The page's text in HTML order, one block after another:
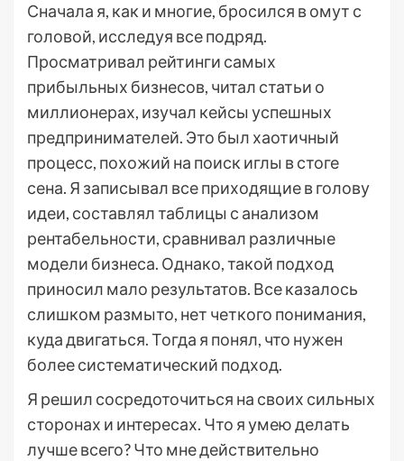
Сначала я, как и многие, бросился в омут с
головой, исследуя все подряд.
Просматривал рейтинги самых
прибыльных бизнесов, читал статьи о
миллионерах, изучал кейсы успешных
предпринимателей. Это был хаотичный
процесс, похожий на поиск иглы в стоге
сена. Я записывал все приходящие в голову
идеи, составлял таблицы с анализом
рентабельности, сравнивал различные
модели бизнеса. Однако, такой подход
приносил мало результатов. Все казалось
слишком размыто, нет четкого понимания,
куда двигаться. Тогда я понял, что нужен
более систематический подход.
Я решил сосредоточиться на своих сильных
сторонах и интересах. Что я умею делать
лучше всего? Что мне действительно